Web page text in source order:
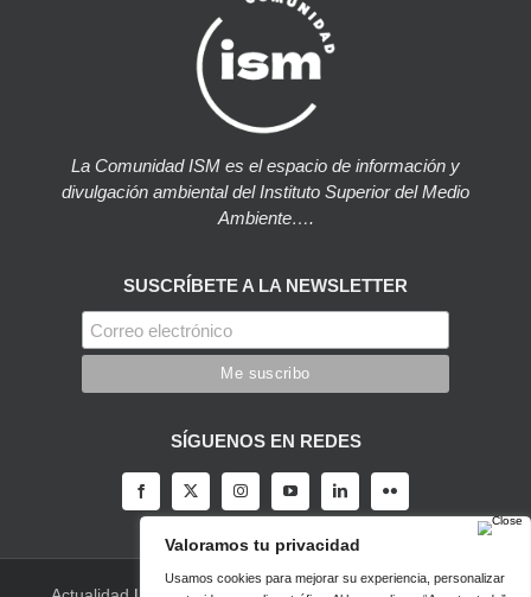
La Comunidad ISM es el espacio de información y
divulgación ambiental del Instituto Superior del Medio
Ambiente….
SUSCRÍBETE A LA NEWSLETTER
SÍGUENOS EN REDES